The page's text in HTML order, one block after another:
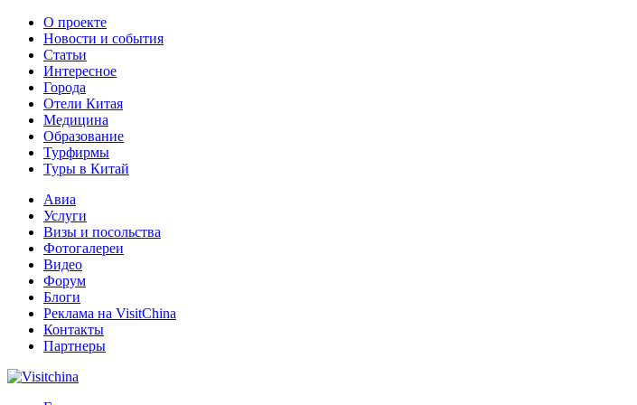
О проекте
Новости и события
Статьи
Интересное
Города
Отели Китая
Медицина
Образование
Турфирмы
Туры в Китай
Авиа
Услуги
Визы и посольства
Фотогалереи
Видео
Форум
Блоги
Реклама на VisitChina
Контакты
Партнеры